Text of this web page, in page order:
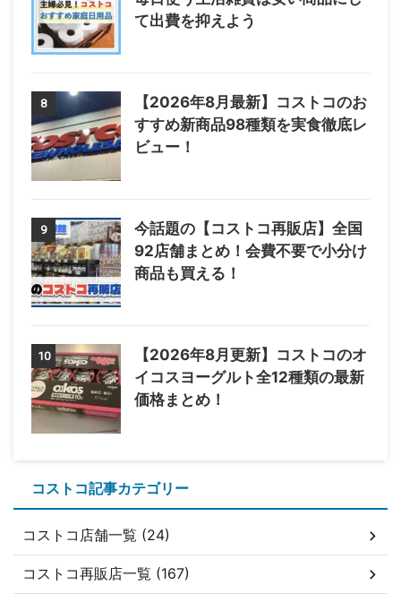
て出費を抑えよう
8
【2026年8月最新】コストコのお
すすめ新商品98種類を実食徹底レ
ビュー！
9
今話題の【コストコ再販店】全国
92店舗まとめ！会費不要で小分け
商品も買える！
10
【2026年8月更新】コストコのオ
イコスヨーグルト全12種類の最新
価格まとめ！
コストコ記事カテゴリー
コストコ店舗一覧 (24)
コストコ再販店一覧 (167)